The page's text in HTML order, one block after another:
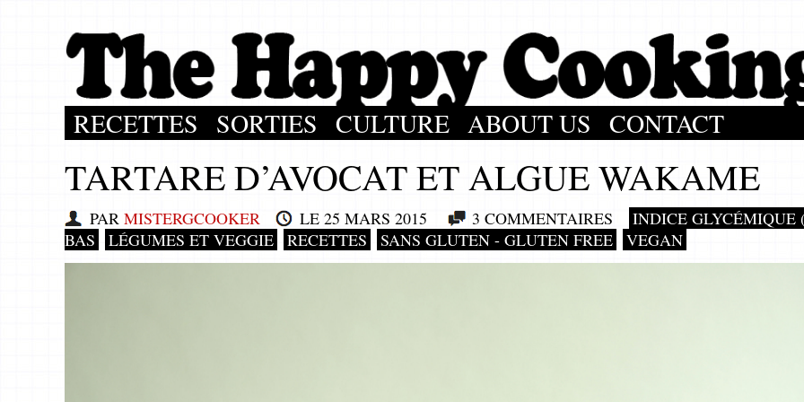
RECETTES SORTIES CULTURE ABOUT US CONTACT
TARTARE D’AVOCAT ET ALGUE WAKAME
PAR MISTERGCOOKER LE 25 MARS 2015 3 COMMENTAIRES
INDICE GLYCÉMIQUE
BAS
LÉGUMES ET VEGGIE RECETTES SANS GLUTEN - GLUTEN FREE VEGAN